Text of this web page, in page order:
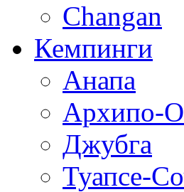
Сhangan
Кемпинги
Анапа
Архипо-
Джубга
Туапсе-